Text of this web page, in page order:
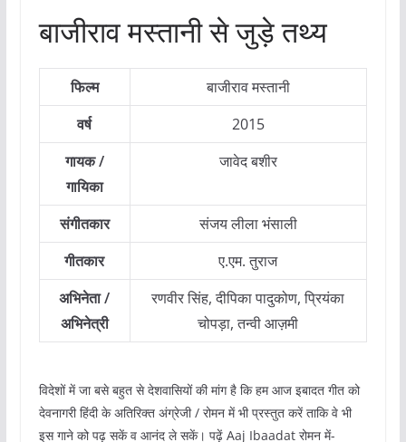
बाजीराव मस्तानी से जुड़े तथ्य
फिल्म
बाजीराव मस्तानी
वर्ष
2015
गायक /
गायिका
जावेद बशीर
संगीतकार
संजय लीला भंसाली
गीतकार
ए.एम. तुराज
अभिनेता /
अभिनेत्री
रणवीर सिंह, दीपिका पादुकोण, प्रियंका
चोपड़ा, तन्वी आज़मी
विदेशों में जा बसे बहुत से देशवासियों की मांग है कि हम आज इबादत गीत को
देवनागरी हिंदी के अतिरिक्त अंग्रेजी / रोमन में भी प्रस्तुत करें ताकि वे भी
इस गाने को पढ़ सकें व आनंद ले सकें। पढ़ें Aaj Ibaadat रोमन में-